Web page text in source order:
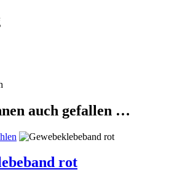
auch gefallen …
Dieses
weist
mehrere
rot